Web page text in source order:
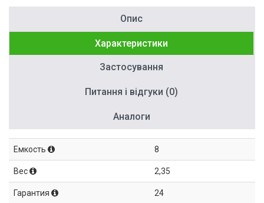
Опис
Характеристики
Застосування
Питання і відгуки (0)
Аналоги
Емкость 8
Вес 2,35
Гарантия 24